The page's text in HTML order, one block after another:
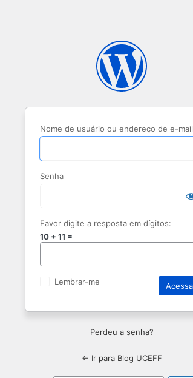
Nome de usuário ou endereço de e-mail
Senha
Favor digite a resposta em dígitos:
10 + 11 =
Lembrar-me
Perdeu a senha?
← Ir para Blog UCEFF